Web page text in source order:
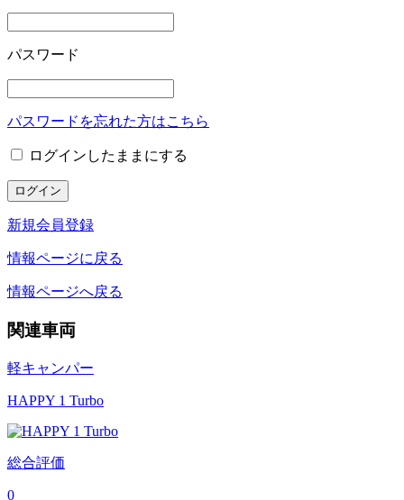
パスワード
パスワードを忘れた方はこちら
ログインしたままにする
新規会員登録
情報ページに戻る
情報ページへ戻る
関連車両
軽キャンパー
HAPPY 1 Turbo
総合評価
0